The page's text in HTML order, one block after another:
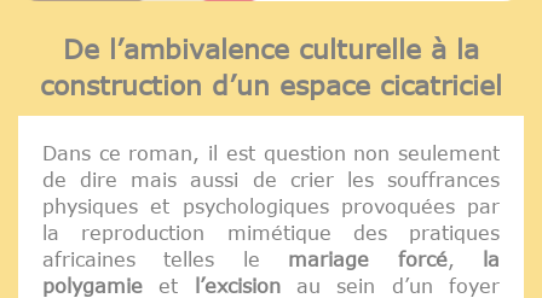
De l’ambivalence culturelle à la
construction d’un espace cicatriciel
Dans ce roman, il est question non seulement
de dire mais aussi de crier les souffrances
physiques et psychologiques provoquées par
la reproduction mimétique des pratiques
africaines telles le mariage forcé,
la
polygamie et l’excisionau sein d’un foyer